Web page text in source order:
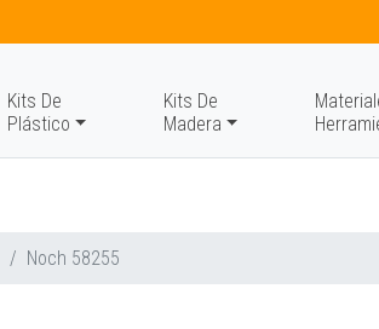
Kits De
Plástico
Kits De
Madera
Noch 58255